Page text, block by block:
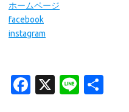
ホームページ
facebook
instagram
Fa X
Li